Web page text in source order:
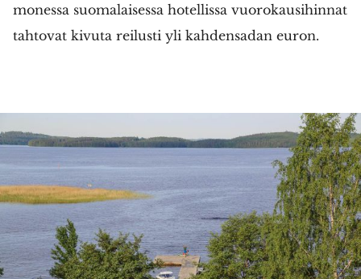
monessa suomalaisessa hotellissa vuorokausihinnat
tahtovat kivuta reilusti yli kahdensadan euron.